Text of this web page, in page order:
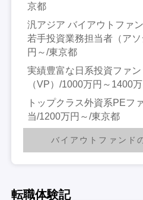
京都
汎アジア バイアウトファ
若手投資業務担当者（ア
円～/東京都
実績豊富な日系投資ファ
（VP）/1000万円～1400
トップクラス外資系PEフ
当/1200万円～/東京都
バイアウトファンド
転職体験記